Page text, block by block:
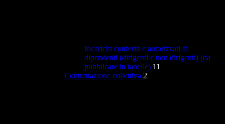
Incarichi conferiti e autorizzati ai
dipendenti (dirigenti e non dirigenti) (da
pubblicare in tabelle) 11
Contrattazione collettiva 2